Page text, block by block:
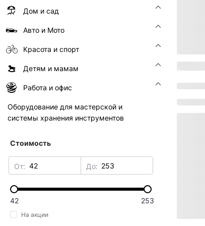
Дом и сад
Авто и Мото
Красота и спорт
Детям и мамам
Работа и офис
Оборудование для мастерской и
системы хранения инструментов
Стоимость
От: До:
42 253
На акции